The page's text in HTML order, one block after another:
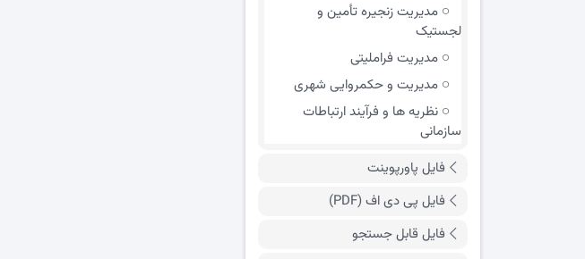
مدیریت زنجیره تأمین و
لجستیک
مدیریت فراملیتی
مدیریت و حکمروایی شهری
نظریه ها و فرآیند ارتباطات
سازمانی
فایل پاورپوینت
فایل پی دی اف (PDF)
فایل قابل جستجو